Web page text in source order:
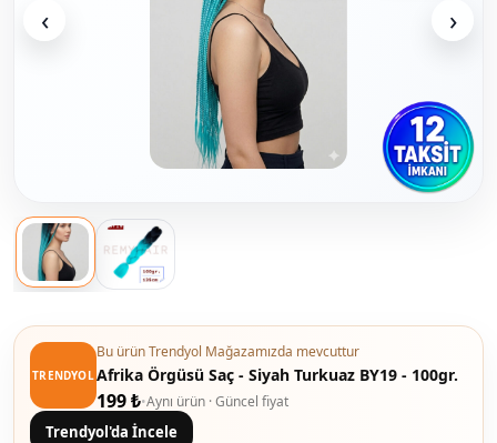
‹ ›
TRENDYOL
Bu ürün Trendyol Mağazamızda mevcuttur
Afrika Örgüsü Saç - Siyah Turkuaz BY19 - 100gr.
199 ₺•Aynı ürün · Güncel fiyat
Trendyol'da İncele